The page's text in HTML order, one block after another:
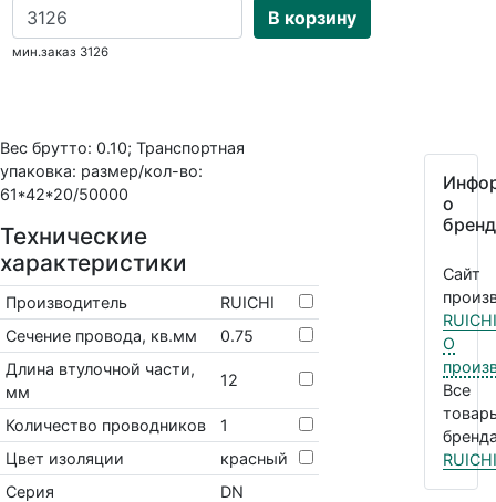
В корзину
мин.заказ 3126
Вес брутто: 0.10; Транспортная
упаковка: размер/кол-во:
61*42*20/50000
Технические
характеристики
Производитель
RUICHI
Cечение провода, кв.мм
0.75
Длина втулочной части,
мм
12
Количество проводников
1
Цвет изоляции
красный
Серия
DN
о
Сайт
RUICHI
О
Все
RUICHI